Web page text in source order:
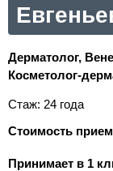
Дерматолог,
Косметолог-
Стаж: 24 года
Стоимость
Принимает в 1